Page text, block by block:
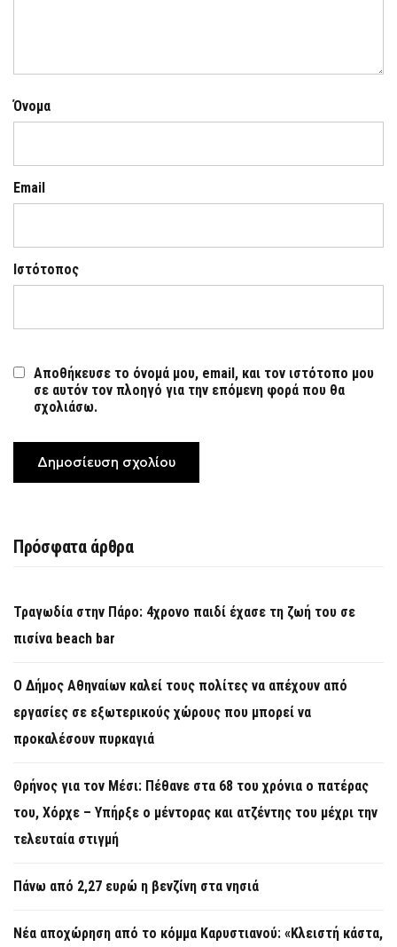
Όνομα
Email
Ιστότοπος
Αποθήκευσε το όνομά μου, email, και τον ιστότοπο μου
σε αυτόν τον πλοηγό για την επόμενη φορά που θα
σχολιάσω.
Πρόσφατα άρθρα
Τραγωδία στην Πάρο: 4χρονο παιδί έχασε τη ζωή του σε
πισίνα beach bar
Ο Δήμος Αθηναίων καλεί τους πολίτες να απέχουν από
εργασίες σε εξωτερικούς χώρους που μπορεί να
προκαλέσουν πυρκαγιά
Θρήνος για τον Μέσι: Πέθανε στα 68 του χρόνια ο πατέρας
του, Χόρχε – Υπήρξε ο μέντορας και ατζέντης του μέχρι την
τελευταία στιγμή
Πάνω από 2,27 ευρώ η βενζίνη στα νησιά
Νέα αποχώρηση από το κόμμα Καρυστιανού: «Κλειστή κάστα,